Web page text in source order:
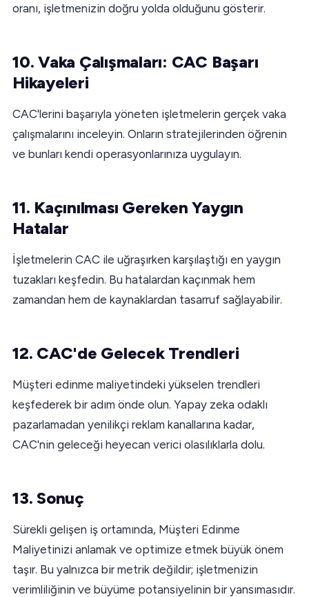
oranı, işletmenizin doğru yolda olduğunu gösterir.
10. Vaka Çalışmaları: CAC Başarı
Hikayeleri
CAC'lerini başarıyla yöneten işletmelerin gerçek vaka
çalışmalarını inceleyin. Onların stratejilerinden öğrenin
ve bunları kendi operasyonlarınıza uygulayın.
11. Kaçınılması Gereken Yaygın
Hatalar
İşletmelerin CAC ile uğraşırken karşılaştığı en yaygın
tuzakları keşfedin. Bu hatalardan kaçınmak hem
zamandan hem de kaynaklardan tasarruf sağlayabilir.
12. CAC'de Gelecek Trendleri
Müşteri edinme maliyetindeki yükselen trendleri
keşfederek bir adım önde olun. Yapay zeka odaklı
pazarlamadan yenilikçi reklam kanallarına kadar,
CAC'nin geleceği heyecan verici olasılıklarla dolu.
13. Sonuç
Sürekli gelişen iş ortamında, Müşteri Edinme
Maliyetinizi anlamak ve optimize etmek büyük önem
taşır. Bu yalnızca bir metrik değildir; işletmenizin
verimliliğinin ve büyüme potansiyelinin bir yansımasıdır.